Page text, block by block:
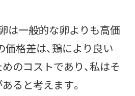
は一般的な卵よりも高価
価格差は、鶏により良い
のコストであり、私はそ
ると考えます。